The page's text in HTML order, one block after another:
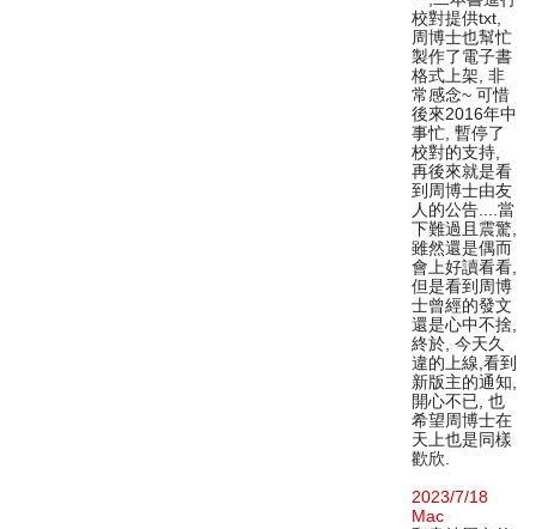
校對提供txt,
周博士也幫忙
製作了電子書
格式上架, 非
常感念~ 可惜
後來2016年中
事忙, 暫停了
校對的支持,
再後來就是看
到周博士由友
人的公告....當
下難過且震驚,
雖然還是偶而
會上好讀看看,
但是看到周博
士曾經的發文
還是心中不捨,
終於, 今天久
違的上線,看到
新版主的通知,
開心不已, 也
希望周博士在
天上也是同樣
歡欣.
2023/7/18
Mac